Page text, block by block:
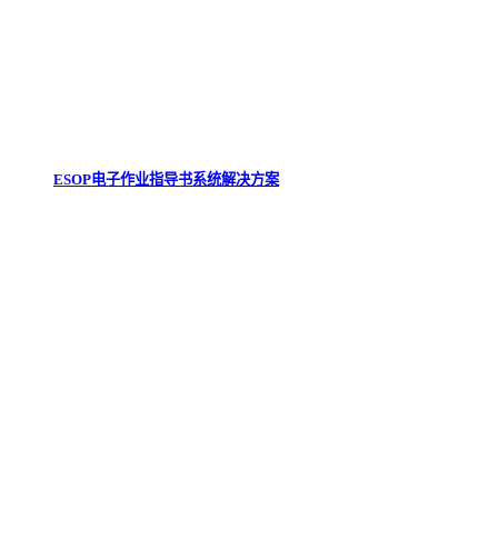
ESOP电子作业指导书系统解决方案